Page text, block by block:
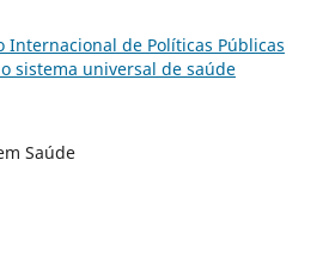
Internacional de Políticas Públicas
sistema universal de saúde
Saúde